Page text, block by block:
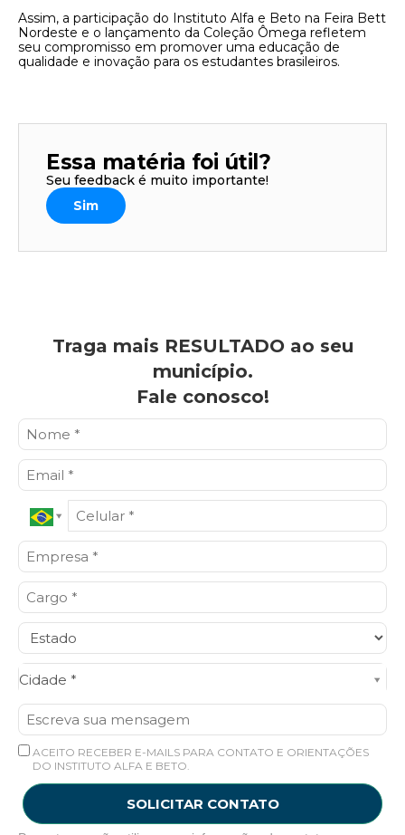
Assim, a participação do Instituto Alfa e Beto na Feira Bett
Nordeste e o lançamento da Coleção Ômega refletem
seu compromisso em promover uma educação de
qualidade e inovação para os estudantes brasileiros.
Essa matéria foi útil?
Seu feedback é muito importante!
Sim
Traga mais RESULTADO ao seu
município.
Fale conosco!
Cidade *
Cidade*
ACEITO RECEBER E-MAILS PARA CONTATO E ORIENTAÇÕES
DO INSTITUTO ALFA E BETO.
SOLICITAR CONTATO